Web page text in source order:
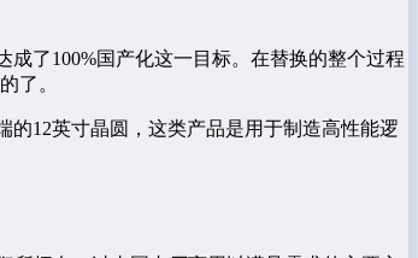
了100%国产化这一目标。在替换的整个过程
了。
12英寸晶圆，这类产品是用于制造高性能逻